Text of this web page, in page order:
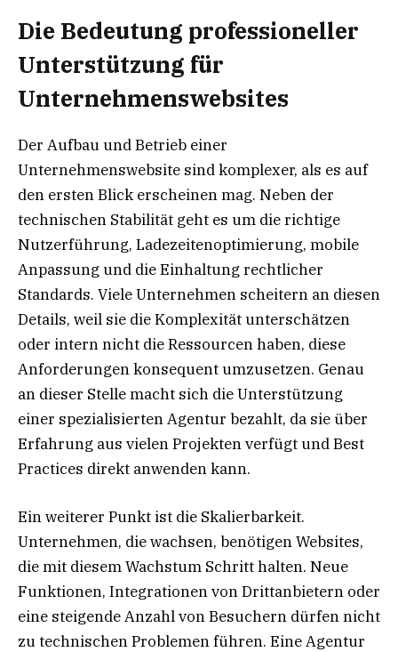
Die Bedeutung professioneller
Unterstützung für
Unternehmenswebsites
Der Aufbau und Betrieb einer
Unternehmenswebsite sind komplexer, als es auf
den ersten Blick erscheinen mag. Neben der
technischen Stabilität geht es um die richtige
Nutzerführung, Ladezeitenoptimierung, mobile
Anpassung und die Einhaltung rechtlicher
Standards. Viele Unternehmen scheitern an diesen
Details, weil sie die Komplexität unterschätzen
oder intern nicht die Ressourcen haben, diese
Anforderungen konsequent umzusetzen. Genau
an dieser Stelle macht sich die Unterstützung
einer spezialisierten Agentur bezahlt, da sie über
Erfahrung aus vielen Projekten verfügt und Best
Practices direkt anwenden kann.
Ein weiterer Punkt ist die Skalierbarkeit.
Unternehmen, die wachsen, benötigen Websites,
die mit diesem Wachstum Schritt halten. Neue
Funktionen, Integrationen von Drittanbietern oder
eine steigende Anzahl von Besuchern dürfen nicht
zu technischen Problemen führen. Eine Agentur